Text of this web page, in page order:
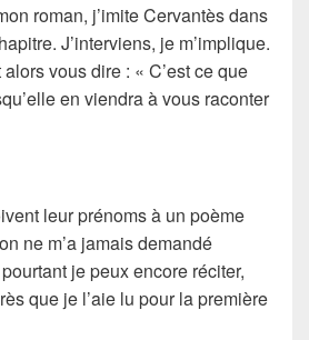
roman, j’imite Cervantès dans
J’interviens, je m’implique.
vous dire : « C’est ce que
en viendra à vous raconter
leur prénoms à un poème
ne m’a jamais demandé
je peux encore réciter,
que je l’aie lu pour la première